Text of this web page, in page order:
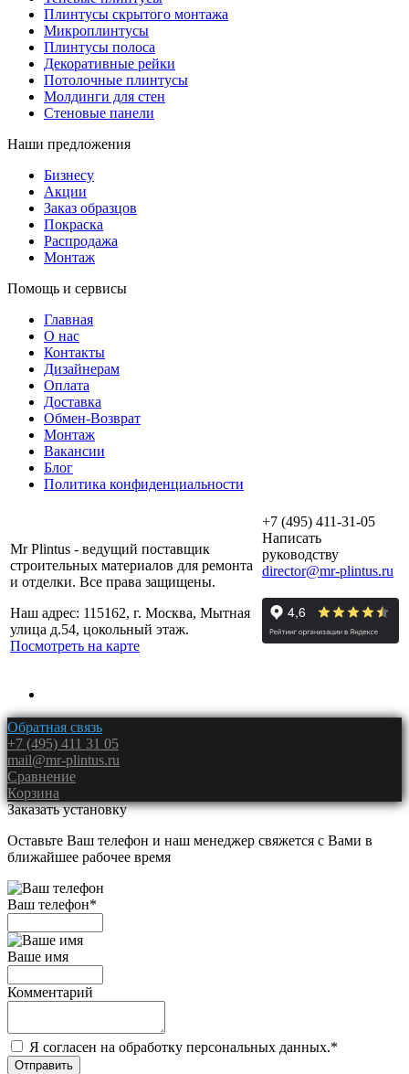
Плинтусы скрытого монтажа
Микроплинтусы
Плинтусы полоса
Декоративные рейки
Потолочные плинтусы
Молдинги для стен
Стеновые панели
Наши предложения
Бизнесу
Акции
Заказ образцов
Покраска
Распродажа
Монтаж
Помощь и сервисы
Главная
О нас
Контакты
Дизайнерам
Оплата
Доставка
Обмен-Возврат
Монтаж
Вакансии
Блог
Политика конфиденциальности
Mr Plintus - ведущий поставщик
строительных материалов для ремонта
и отделки. Все права защищены.
Наш адрес: 115162, г. Москва, Мытная
улица д.54, цокольный этаж.
Посмотреть на карте
+7 (495) 411-31-05
Написать
руководству
director@mr-plintus.ru
Обратная связь
+7 (495) 411 31 05
mail@mr-plintus.ru
Сравнение
Корзина
Заказать установку
Оставьте Ваш телефон и наш менеджер свяжется с Вами в
ближайшее рабочее время
Ваш телефон*
Ваше имя
Комментарий
Я согласен на обработку персональных данных.*